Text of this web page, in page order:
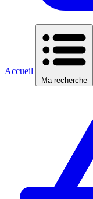
Accueil
Ma recherche